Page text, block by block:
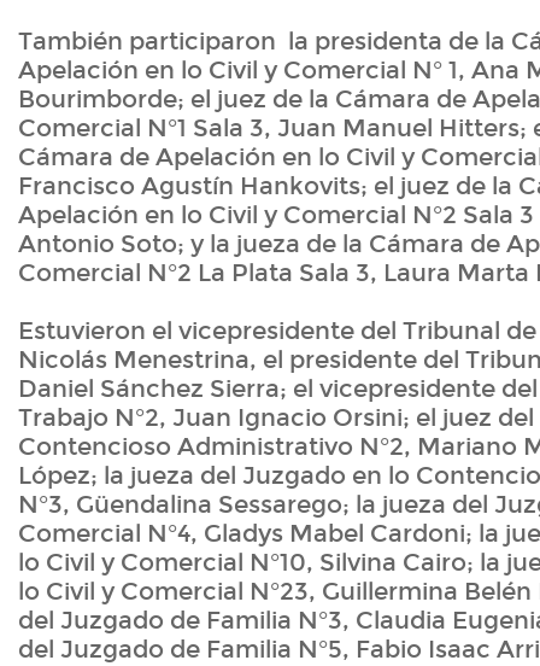
También participaron la presidenta de la
Apelación en lo Civil y Comercial N° 1, Ana
Bourimborde; el juez de la Cámara de
Comercial N°1 Sala 3, Juan Manuel Hitters;
Cámara de Apelación en lo Civil y
Francisco Agustín Hankovits; el juez de la
Apelación en lo Civil y Comercial N°2 Sala
Antonio Soto; y la jueza de la Cámara de
Comercial N°2 La Plata Sala 3, Laura Marta
Estuvieron el vicepresidente del Tribunal de
Nicolás Menestrina, el presidente del
Daniel Sánchez Sierra; el vicepresidente
Trabajo N°2, Juan Ignacio Orsini; el juez
Contencioso Administrativo N°2, Mariano
López; la jueza del Juzgado en lo
N°3, Güendalina Sessarego; la jueza del
Comercial N°4, Gladys Mabel Cardoni; la
lo Civil y Comercial N°10, Silvina Cairo; la
lo Civil y Comercial N°23, Guillermina
del Juzgado de Familia N°3, Claudia
del Juzgado de Familia N°5, Fabio Isaac